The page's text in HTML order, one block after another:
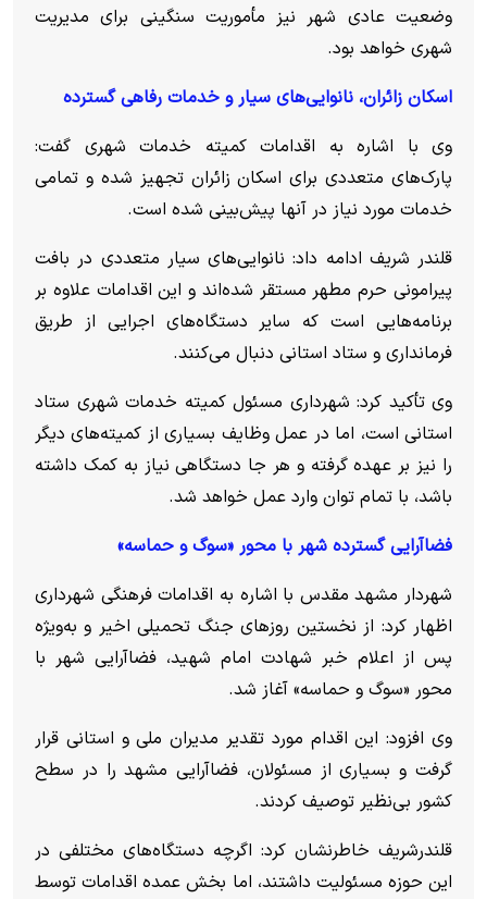
وضعیت عادی شهر نیز مأموریت سنگینی برای مدیریت
شهری خواهد بود.
اسکان زائران، نانوایی‌های سیار و خدمات رفاهی گسترده
وی با اشاره به اقدامات کمیته خدمات شهری گفت:
پارک‌های متعددی برای اسکان زائران تجهیز شده و تمامی
خدمات مورد نیاز در آنها پیش‌بینی شده است.
قلندر شریف ادامه داد: نانوایی‌های سیار متعددی در بافت
پیرامونی حرم مطهر مستقر شده‌اند و این اقدامات علاوه بر
برنامه‌هایی است که سایر دستگاه‌های اجرایی از طریق
فرمانداری و ستاد استانی دنبال می‌کنند.
وی تأکید کرد: شهرداری مسئول کمیته خدمات شهری ستاد
استانی است، اما در عمل وظایف بسیاری از کمیته‌های دیگر
را نیز بر عهده گرفته و هر جا دستگاهی نیاز به کمک داشته
باشد، با تمام توان وارد عمل خواهد شد.
فضاآرایی گسترده شهر با محور «سوگ و حماسه»
شهردار مشهد مقدس با اشاره به اقدامات فرهنگی شهرداری
اظهار کرد: از نخستین روز‌های جنگ تحمیلی اخیر و به‌ویژه
پس از اعلام خبر شهادت امام شهید، فضاآرایی شهر با
محور «سوگ و حماسه» آغاز شد.
وی افزود: این اقدام مورد تقدیر مدیران ملی و استانی قرار
گرفت و بسیاری از مسئولان، فضاآرایی مشهد را در سطح
کشور بی‌نظیر توصیف کردند.
قلندرشریف خاطرنشان کرد: اگرچه دستگاه‌های مختلفی در
این حوزه مسئولیت داشتند، اما بخش عمده اقدامات توسط